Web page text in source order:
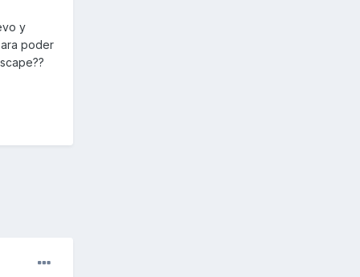
y
poder